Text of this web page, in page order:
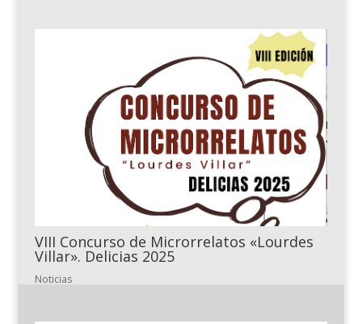
VIII Concurso de Microrrelatos «Lourdes
Villar». Delicias 2025
Noticias